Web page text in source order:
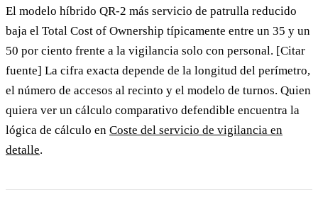
El modelo híbrido QR-2 más servicio de patrulla reducido
baja el Total Cost of Ownership típicamente entre un 35 y un
50 por ciento frente a la vigilancia solo con personal. [Citar
fuente] La cifra exacta depende de la longitud del perímetro,
el número de accesos al recinto y el modelo de turnos. Quien
quiera ver un cálculo comparativo defendible encuentra la
lógica de cálculo en Coste del servicio de vigilancia en
detalle.